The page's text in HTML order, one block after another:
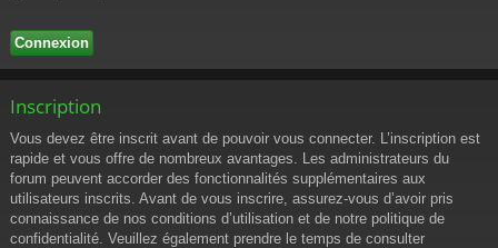
Inscription
Vous devez être inscrit avant de pouvoir vous connecter. L’inscription est
rapide et vous offre de nombreux avantages. Les administrateurs du
forum peuvent accorder des fonctionnalités supplémentaires aux
utilisateurs inscrits. Avant de vous inscrire, assurez-vous d’avoir pris
connaissance de nos conditions d’utilisation et de notre politique de
confidentialité. Veuillez également prendre le temps de consulter